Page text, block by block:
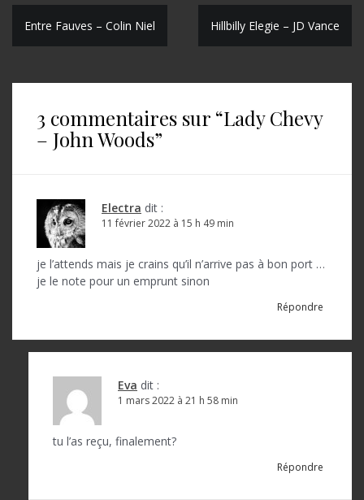
N
v
Entre Fauves – Colin Niel Hillbilly Elegie – JD Vance
3 commentaires sur “Lady Chevy
– John Woods”
Electra dit :
11 février 2022 à 15 h 49 min
je l’attends mais je crains qu’il n’arrive pas à bon port …
je le note pour un emprunt sinon
Répondre
Eva dit :
1 mars 2022 à 21 h 58 min
tu l’as reçu, finalement?
Répondre